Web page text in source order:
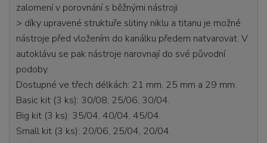
zalomení v porovnání s běžnými nástroji
> díky upravené struktuře slitiny niklu a titanu je možné
nástroje před vložením do kanálku předem natvarovat. V
autoklávu se pak nástroje narovnají do své původní
podoby.
Dostupné ve třech délkách: 21 mm, 25 mm a 29 mm.
Basic kit (3 ks): 30/08, 25/06, 30/04.
Big kit (3 ks): 35/04, 40/04, 45/04.
Small kit (3 ks): 20/06, 25/04, 20/04.